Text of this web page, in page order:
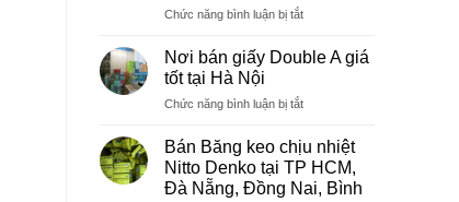
cho
máy,
nghiệp
thăng
Long,
Nội
Chức năng bình luận bị tắtở
máy
photocopy
Hà
giá
rẻ,
uy
tín-
Nơi bán giấy Double A giá
tốt tại Hà Nội
Chức năng bình luận bị tắtở
giấy
Double
A
Bán Băng keo chịu nhiệt
Nitto Denko tại TP HCM,
Đà Nẵng, Đồng Nai, Bình